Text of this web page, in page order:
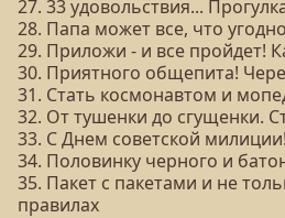
27. 33 удовольствия...
28. Папа может все, что
29. Приложи - и все пройдет!
30. Приятного общепита!
31. Стать космонавтом и
32. От тушенки до сгущенки.
33. С Днем советской милиции!
34. Половинку черного и
35. Пакет с пакетами и не
правилах